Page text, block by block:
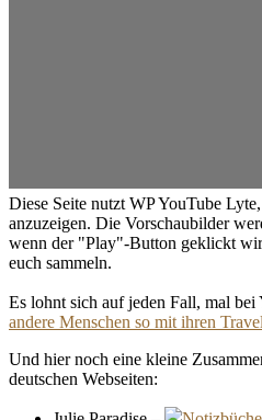
Diese Seite nutzt WP YouTube
anzuzeigen. Die Vorschaubilder
wenn der "Play"-Button geklickt
euch sammeln.
Es lohnt sich auf jeden Fall, mal bei
andere Menschen so mit ihren
Und hier noch eine kleine
deutschen Webseiten: